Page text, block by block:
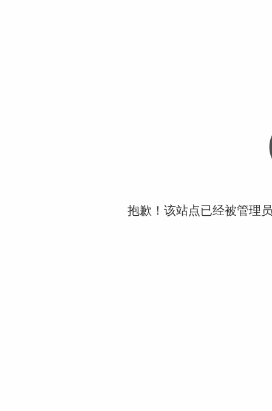
抱歉！该站点已经被管理